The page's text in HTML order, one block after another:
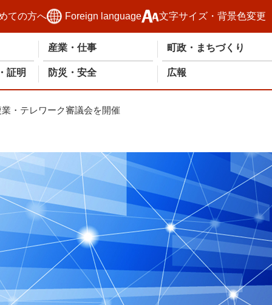
ての方へ Foreign language 文字サイズ・背景色変更
産業・仕事 町政・まちづくり
証明 防災・安全 広報
・テレワーク審議会を開催